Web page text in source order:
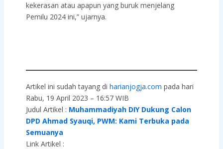
kekerasan atau apapun yang buruk menjelang
Pemilu 2024 ini,” ujarnya.
Artikel ini sudah tayang diharianjogja.com pada hari
Rabu, 19 April 2023 – 16:57 WIB
Judul Artikel : Muhammadiyah DIY Dukung Calon
DPD Ahmad Syauqi, PWM: Kami Terbuka pada
Semuanya
Link Artikel :